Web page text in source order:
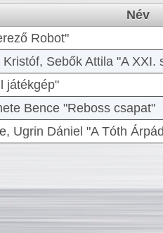
Név
Robot"
Sebők Attila "A XXI.
játékgép"
Bence "Reboss csapat"
Ugrin Dániel "A Tóth